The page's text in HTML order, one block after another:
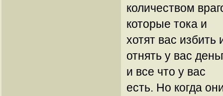
количеством
которые тока и
хотят вас избить
отнять у вас
и все что у вас
есть. Но когда